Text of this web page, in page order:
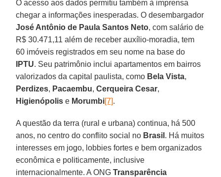
O acesso aos dados permitiu também à imprensa
chegar a informações inesperadas. O desembargador
José Antônio de Paula Santos Neto, com salário de
R$ 30.471,11 além de receber auxílio-moradia, tem
60 imóveis registrados em seu nome na base do
IPTU. Seu patrimônio inclui apartamentos em bairros
valorizados da capital paulista, como Bela Vista,
Perdizes, Pacaembu,Cerqueira Cesar,
Higienópolis e Morumbi[7].
A questão da terra (rural e urbana) continua, há 500
anos, no centro do conflito social no Brasil . Há muitos
interesses em jogo, lobbies fortes e bem organizados
econômica e politicamente, inclusive
internacionalmente. A ONGTransparência